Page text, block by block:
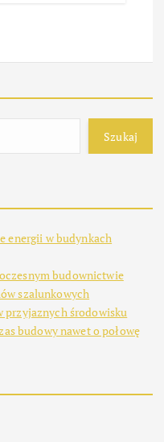
Szukaj
energii w budynkach
budownictwie
szalunkowych
przyjaznych środowisku
budowy nawet o połowę